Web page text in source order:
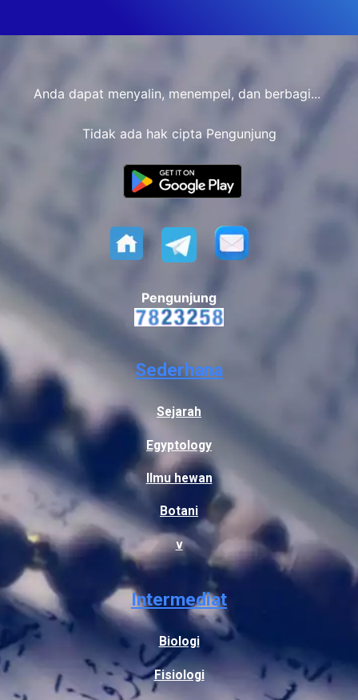
Anda dapat menyalin, menempel, dan berbagi...
Tidak ada hak cipta Pengunjung
Pengunjung
Sederhana
Sejarah
Egyptology
Ilmu hewan
Botani
v
Intermediat
Biologi
Fisiologi